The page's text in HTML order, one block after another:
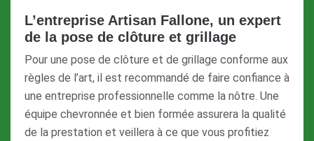
L’entreprise Artisan Fallone, un expert
de la pose de clôture et grillage
Pour une pose de clôture et de grillage conforme aux
règles de l’art, il est recommandé de faire confiance à
une entreprise professionnelle comme la nôtre. Une
équipe chevronnée et bien formée assurera la qualité
de la prestation et veillera à ce que vous profitiez